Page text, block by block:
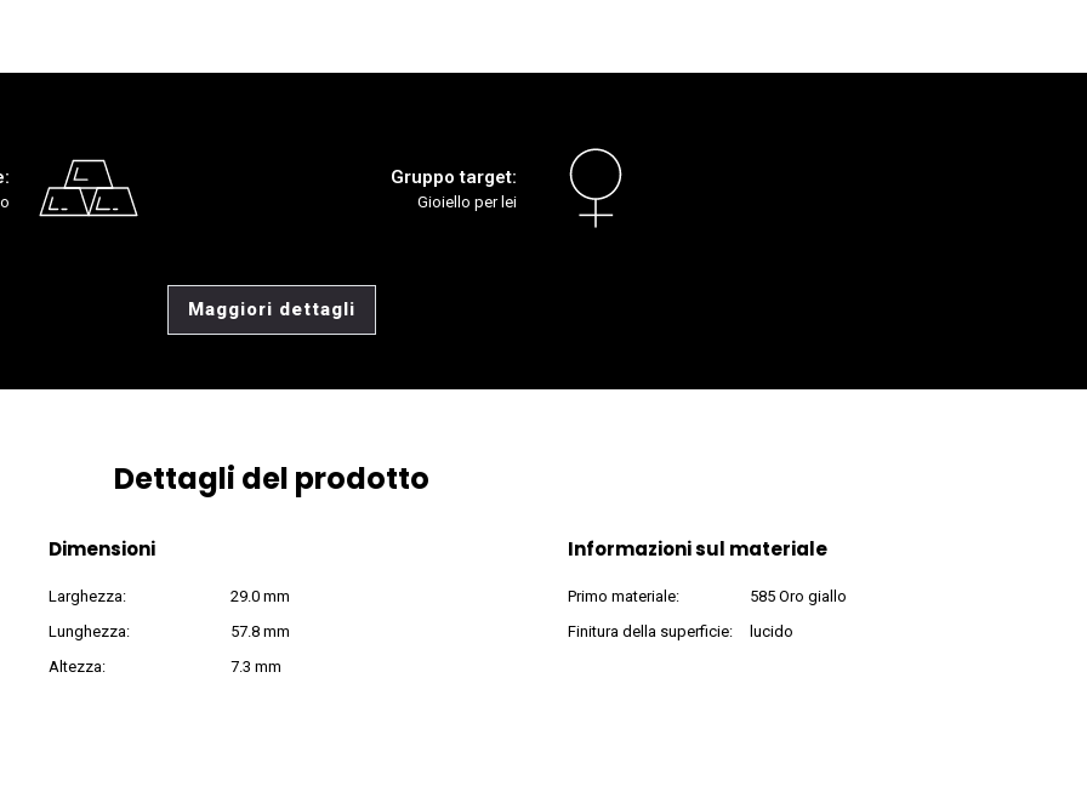
Gruppo target:
Gioiello per lei
Maggiori dettagli
Dettagli del prodotto
Dimensioni
Larghezza:
29.0 mm
Lunghezza:
57.8 mm
Altezza:
7.3 mm
Informazioni sul materiale
Primo materiale:
585 Oro giallo
Finitura della superficie:
lucido